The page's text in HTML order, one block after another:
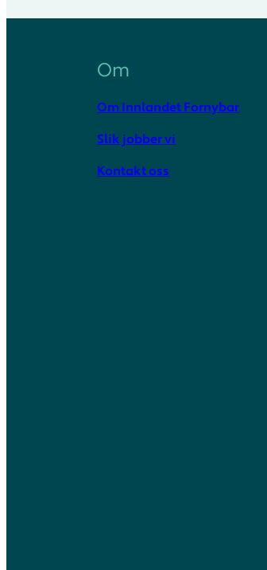
Om
Om Innlandet Fornybar
Slik jobber vi
Kontakt oss